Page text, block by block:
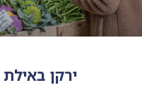
ירקן באילת